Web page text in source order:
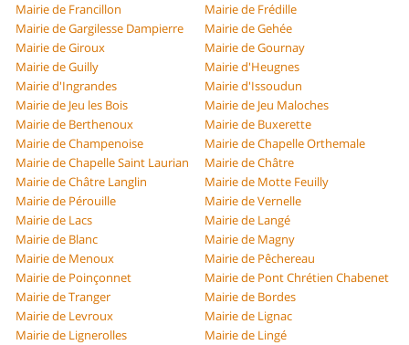
Mairie de Francillon
Mairie de Frédille
Mairie de Gargilesse Dampierre
Mairie de Gehée
Mairie de Giroux
Mairie de Gournay
Mairie de Guilly
Mairie d'Heugnes
Mairie d'Ingrandes
Mairie d'Issoudun
Mairie de Jeu les Bois
Mairie de Jeu Maloches
Mairie de Berthenoux
Mairie de Buxerette
Mairie de Champenoise
Mairie de Chapelle Orthemale
Mairie de Chapelle Saint Laurian
Mairie de Châtre
Mairie de Châtre Langlin
Mairie de Motte Feuilly
Mairie de Pérouille
Mairie de Vernelle
Mairie de Lacs
Mairie de Langé
Mairie de Blanc
Mairie de Magny
Mairie de Menoux
Mairie de Pêchereau
Mairie de Poinçonnet
Mairie de Pont Chrétien Chabenet
Mairie de Tranger
Mairie de Bordes
Mairie de Levroux
Mairie de Lignac
Mairie de Lignerolles
Mairie de Lingé